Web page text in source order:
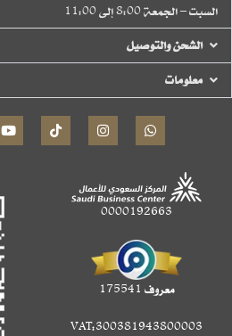
السبت – الجمعة 8:00 إلى 11:00
الشحن والتوصيل
معلومات
0000192663
معروف 175541
VAT:300381943800003